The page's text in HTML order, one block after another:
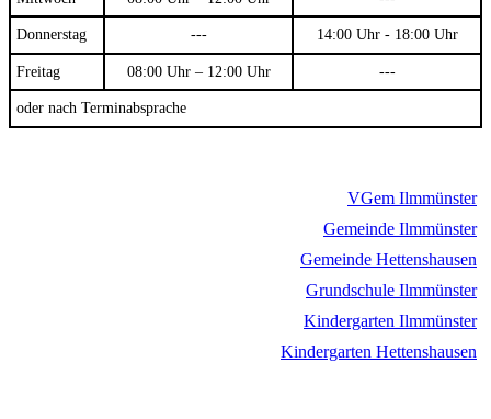
Donnerstag --- 14:00 Uhr - 18:00 Uhr
Freitag 08:00 Uhr – 12:00 Uhr ---
oder nach Terminabsprache
VGem Ilmmünster
Gemeinde Ilmmünster
Gemeinde Hettenshausen
Grundschule Ilmmünster
Kindergarten Ilmmünster
Kindergarten Hettenshausen